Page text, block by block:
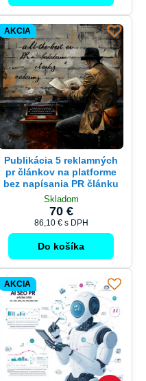
AKCIA
Publikácia 5 reklamných
pr článkov na platforme
bez napísania PR článku
Skladom
70 €
86,10 € s DPH
Do košíka
AKCIA